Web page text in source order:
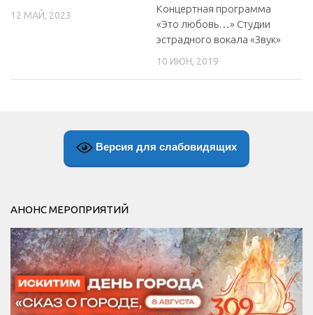
12 МАЙ, 2023
Концертная программа
«Это любовь…» Студии
эстрадного вокала «Звук»
10 ИЮН, 2019
Версия для слабовидящих
АНОНС МЕРОПРИЯТИЙ